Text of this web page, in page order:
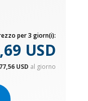
per 3 giorn(i):
USD
77,56 USD al giorno